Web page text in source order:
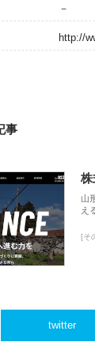
－
http://
事
株
山
え
[そ
twitter